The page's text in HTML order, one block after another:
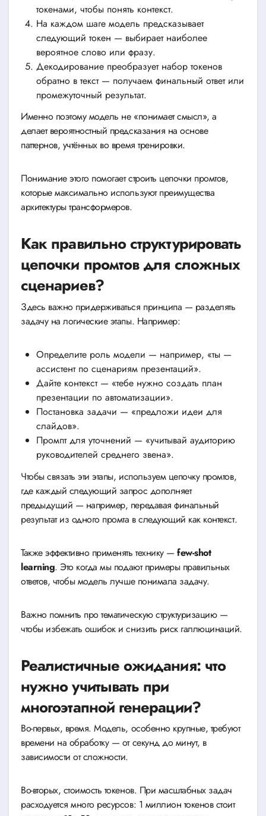
токенами, чтобы понять контекст.
На каждом шаге модель предсказывает
следующий токен — выбирает наиболее
вероятное слово или фразу.
Декодирование преобразует набор токенов
обратно в текст — получаем финальный ответ или
промежуточный результат.
Именно поэтому модель не «понимает смысл», а
делает вероятностный предсказания на основе
паттернов, учтённых во время тренировки.
Понимание этого помогает строить цепочки промтов,
которые максимально используют преимущества
архитектуры трансформеров.
Как правильно структурировать
цепочки промтов для сложных
сценариев?
Здесь важно придерживаться принципа — разделять
задачу на логические этапы. Например:
Определите роль модели — например, «ты —
ассистент по сценариям презентаций».
Дайте контекст — «тебе нужно создать план
презентации по автоматизации».
Постановка задачи — «предложи идеи для
слайдов».
Промпт для уточнений — «учитывай аудиторию
руководителей среднего звена».
Чтобы связать эти этапы, используем цепочку промтов,
где каждый следующий запрос дополняет
предыдущий — например, передавая финальный
результат из одного промта в следующий как контекст.
Также эффективно применять технику —few-shot
learning. Это когда мы подают примеры правильных
ответов, чтобы модель лучше понимала задачу.
Важно помнить про тематическую структуризацию —
чтобы избежать ошибок и снизить риск галлюцинаций.
Реалистичные ожидания: что
нужно учитывать при
многоэтапной генерации?
Во-первых, время. Модель, особенно крупные, требуют
времени на обработку — от секунд до минут, в
зависимости от сложности.
Во-вторых, стоимость токенов. При масштабных задач
расходуется много ресурсов: 1 миллион токенов стоит